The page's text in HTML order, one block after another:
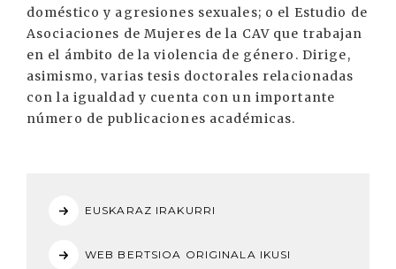
doméstico y agresiones sexuales; o el Estudio de
Asociaciones de Mujeres de la CAV que trabajan
en el ámbito de la violencia de género. Dirige,
asimismo, varias tesis doctorales relacionadas
con la igualdad y cuenta con un importante
número de publicaciones académicas.
EUSKARAZ IRAKURRI
WEB BERTSIOA ORIGINALA IKUSI